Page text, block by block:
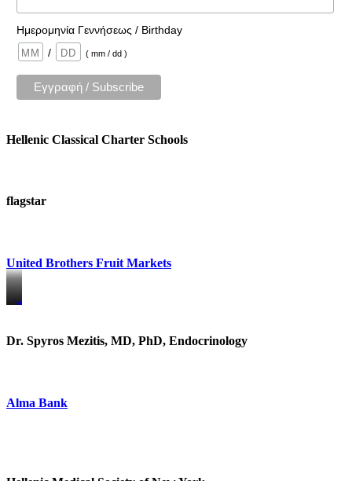
Ημερομηνία Γεννήσεως / Birthday
/
( mm / dd )
Hellenic Classical Charter Schools
flagstar
United Brothers Fruit Markets
https://www.unitedbrothersfruitmarkets.com/
https://www.unitedbrothersfruitmarkets.com/
Dr. Spyros Mezitis, MD, PhD, Endocrinology
Alma Bank